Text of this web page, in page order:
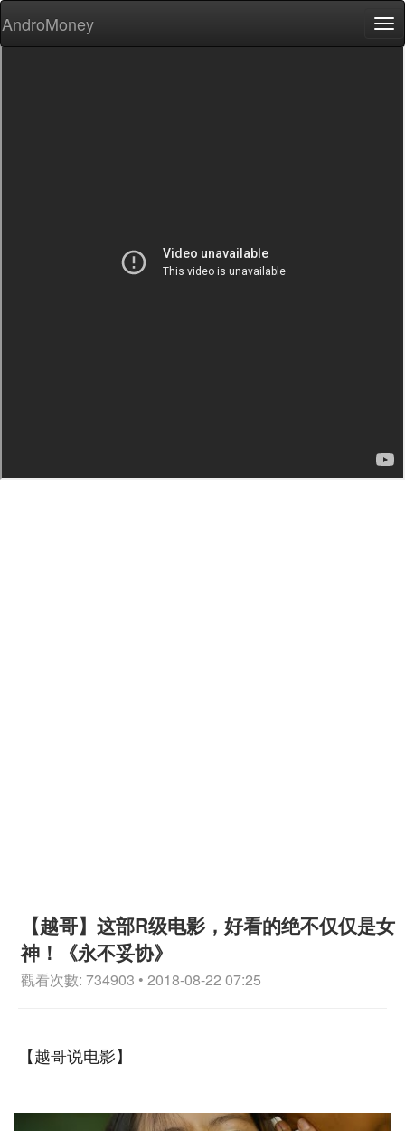
AndroMoney
【越哥】这部R级电影，好看的绝不仅仅是女
神！《永不妥协》
觀看次數: 734903 • 2018-08-22 07:25
【越哥说电影】